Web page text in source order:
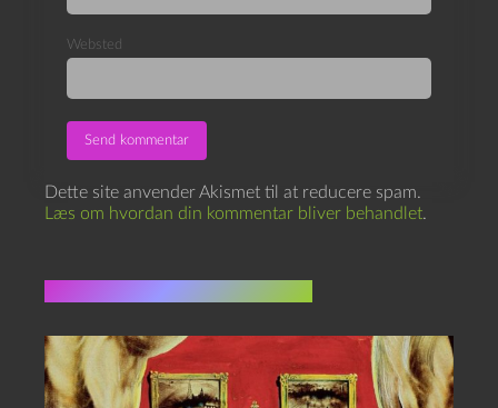
Websted
Dette site anvender Akismet til at reducere spam.
Læs om hvordan din kommentar bliver behandlet.